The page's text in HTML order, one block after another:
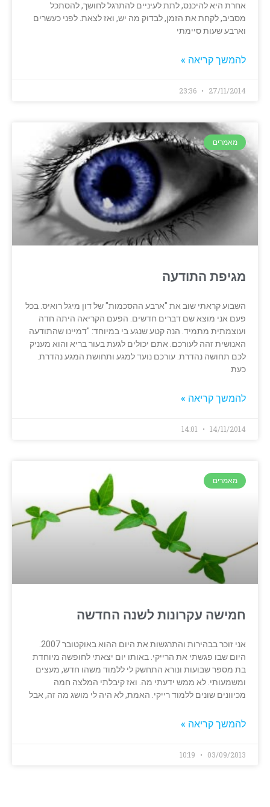
אחרת היא להיכנס, לתת לעיניים להתרגל לחושך, להסתכל
מסביב, לקחת את הזמן, לבדוק מה יש, ואז לצאת. לפני כעשרים
וארבע שעות סיימתי
להמשך קריאה »
27/11/2014
מאמרים
מגיפת התודעה
השבוע קראתי שוב את "ארבע ההסכמות" של דון מיגל רואיס. בכל
פעם אני מוצא שם דברים חדשים. הפעם הקריאה היתה חדה
ועוצמתית מתמיד. הנה קטע שנגע בי במיוחד: "דמיינו שהתודעה
האנושית זהה לעורכם. אתם יכולים לגעת בעור בריא והוא מעניק
לכם תחושה נהדרת. עורכם נועד למגע ותחושת המגע נהדרת.
כעת
להמשך קריאה »
14/11/2014
מאמרים
חמישה עקרונות לשנה החדשה
היום שבו פגשתי את הרייקי. באותו יום יצאתי לחופשה מיוחדת
בת מספר שבועות ונורא התחשק לי ללמוד משהו חדש, מעצים
ומשמעותי. לא ממש ידעתי מה. ואז קיבלתי המלצה חמה
מכיוונים שונים ללמוד רייקי. האמת, לא היה לי מושג מה זה, אבל
להמשך קריאה »
03/09/2013